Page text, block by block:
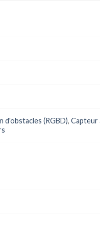
d'obstacles (RGBD),Capteur